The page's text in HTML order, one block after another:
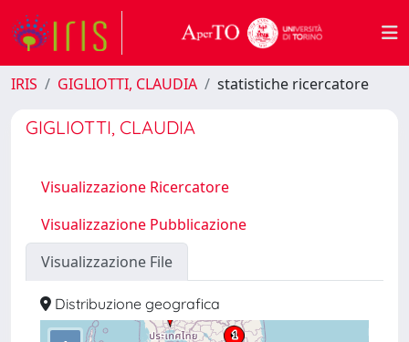
IRIS GIGLIOTTI, CLAUDIA statistiche ricercatore
GIGLIOTTI, CLAUDIA
Visualizzazione Ricercatore
Visualizzazione Pubblicazione
Visualizzazione File
Distribuzione geografica